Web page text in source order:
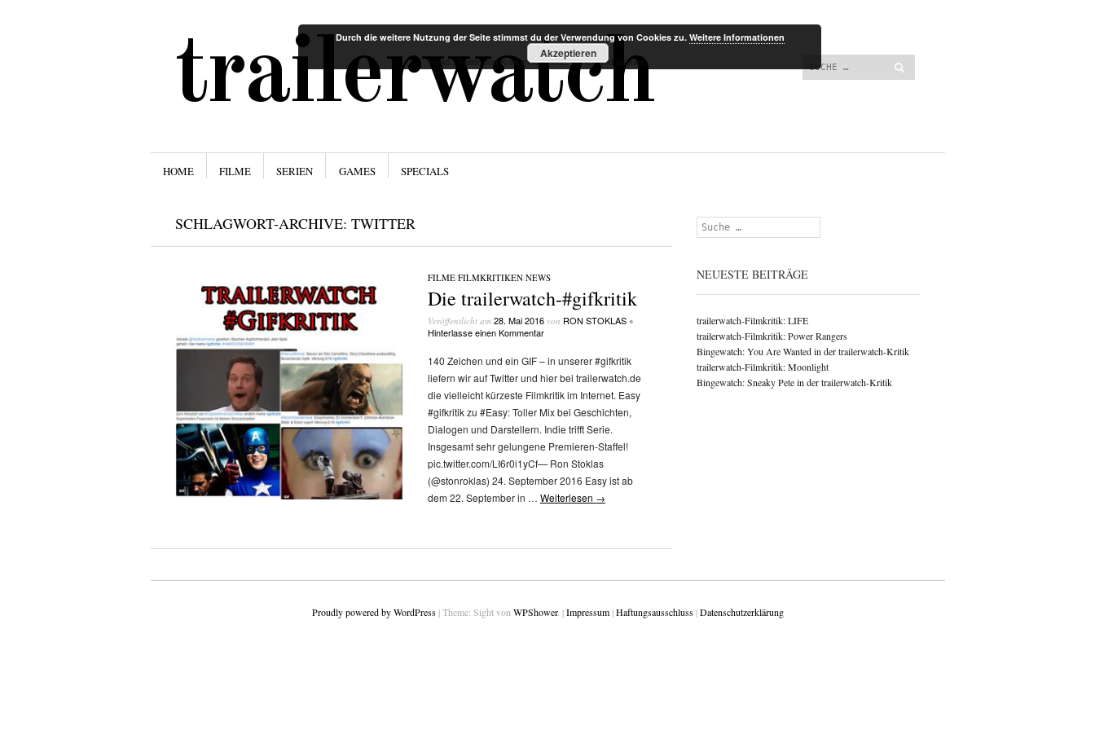
trailerwatch
News, Trailer und Kritiken für Filme, Serien und Games Suchen
Menü
Zum Inhalt springen
ZUM INHALT SPRINGEN
HOME FILME SERIEN GAMES SPECIALS
SCHLAGWORT-ARCHIVE: TWITTER
FILME/FILMKRITIKEN/NEWS
Die trailerwatch-#gifkritik
Veröffentlicht am 28. Mai 2016von RON STOKLAS •
Hinterlasse einen Kommentar
140 Zeichen und ein GIF – in unserer #gifkritik
liefern wir auf Twitter und hier bei trailerwatch.de
die vielleicht kürzeste Filmkritik im Internet. Easy
#gifkritik zu #Easy: Toller Mix bei Geschichten,
Dialogen und Darstellern. Indie trifft Serie.
Insgesamt sehr gelungene Premieren-Staffel!
pic.twitter.com/LI6r0i1yCf— Ron Stoklas
(@stonroklas) 24. September 2016 Easy ist ab
dem 22. September in … Weiterlesen →
Suchen
NEUESTE BEITRÄGE
trailerwatch-Filmkritik: LIFE
trailerwatch-Filmkritik: Power Rangers
Bingewatch: You Are Wanted in der trailerwatch-Kritik
trailerwatch-Filmkritik: Moonlight
Bingewatch: Sneaky Pete in der trailerwatch-Kritik
Proudly powered by WordPress |Theme: Sight von WPShower. |Impressum |Haftungsausschluss |Datenschutzerklärung
Durch die weitere Nutzung der Seite stimmst du der Verwendung von Cookies zu. Weitere Informationen
Akzeptieren